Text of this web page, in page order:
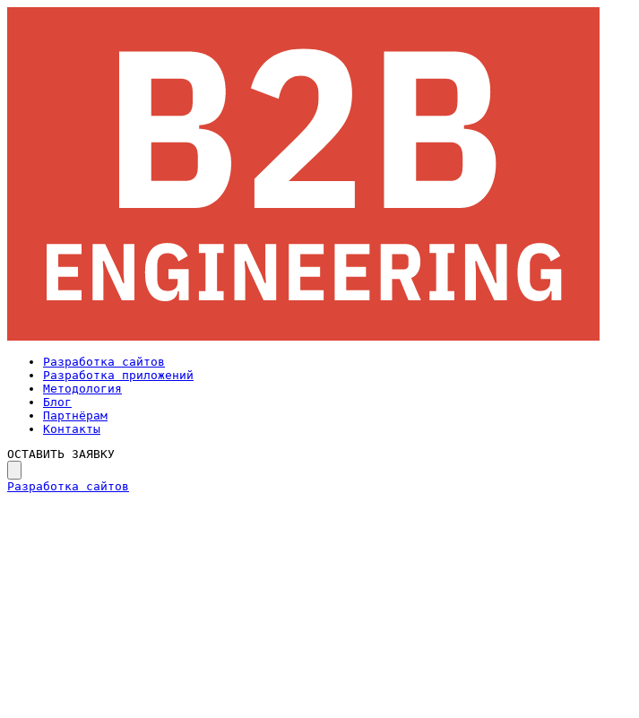
Разработка сайтов
Разработка приложений
Методология
Блог
Партнёрам
Контакты
ОСТАВИТЬ ЗАЯВКУ
Разработка сайтов